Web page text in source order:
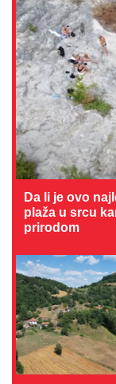
Da li je ovo
plaža u srcu
prirodom